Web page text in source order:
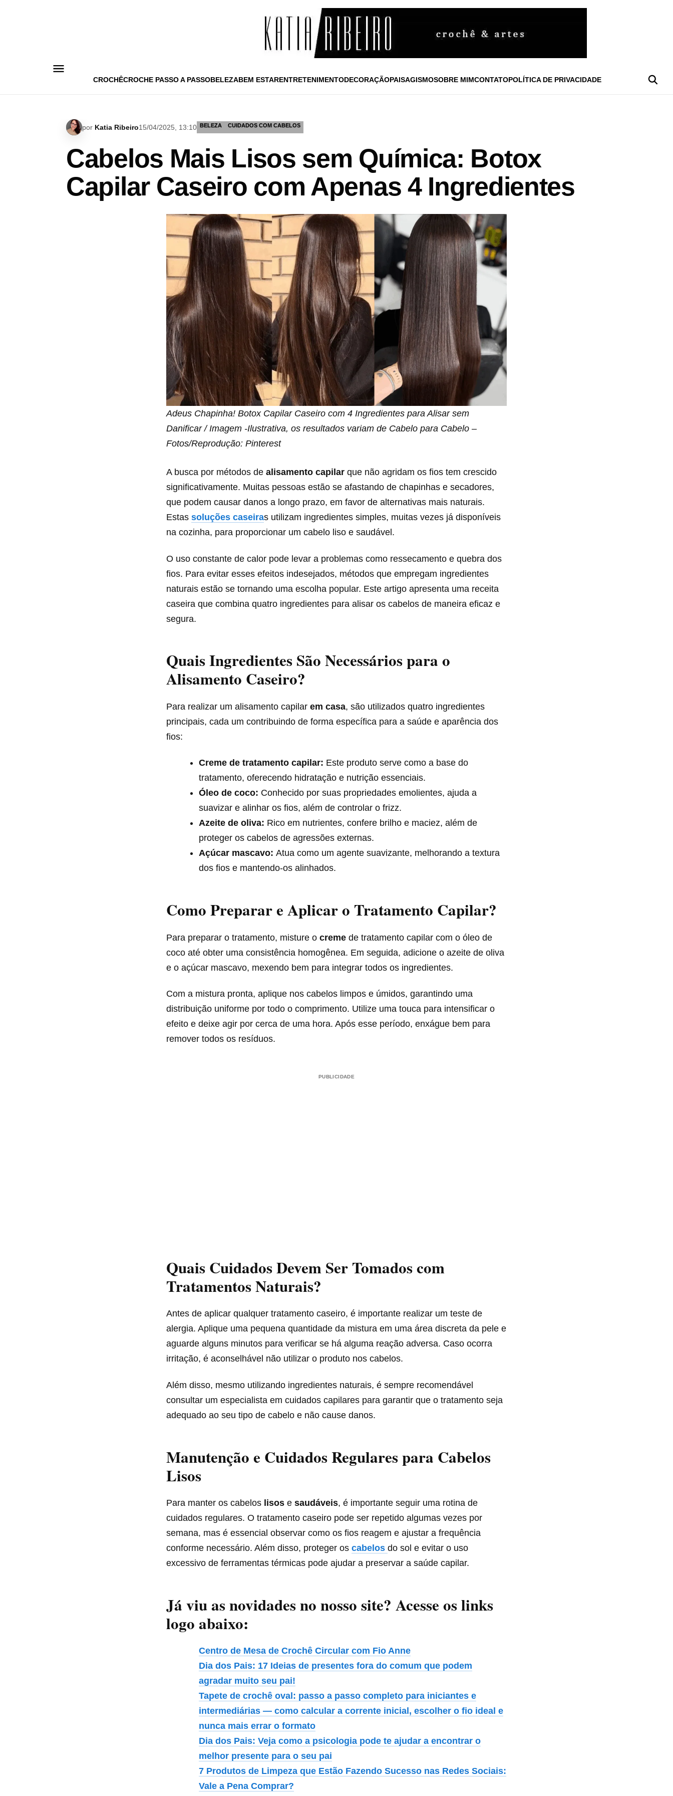
CROCHÊCROCHE PASSO A PASSOBELEZABEM ESTARENTRETENIMENTODECORAÇÃOPAISAGISMOSOBRE MIMCONTATOPOLÍTICA DE PRIVACIDADE
por Katia Ribeiro15/04/2025, 13:10 BELEZA CUIDADOS COM CABELOS
Cabelos Mais Lisos sem Química: Botox
Capilar Caseiro com Apenas 4 Ingredientes
Adeus Chapinha! Botox Capilar Caseiro com 4 Ingredientes para Alisar sem
Danificar / Imagem -Ilustrativa, os resultados variam de Cabelo para Cabelo –
Fotos/Reprodução: Pinterest
A busca por métodos de alisamento capilar que não agridam os fios tem crescido
significativamente. Muitas pessoas estão se afastando de chapinhas e secadores,
que podem causar danos a longo prazo, em favor de alternativas mais naturais.
Estas soluções caseiras utilizam ingredientes simples, muitas vezes já disponíveis
na cozinha, para proporcionar um cabelo liso e saudável.
O uso constante de calor pode levar a problemas como ressecamento e quebra dos
fios. Para evitar esses efeitos indesejados, métodos que empregam ingredientes
naturais estão se tornando uma escolha popular. Este artigo apresenta uma receita
caseira que combina quatro ingredientes para alisar os cabelos de maneira eficaz e
segura.
Quais Ingredientes São Necessários para o
Alisamento Caseiro?
Para realizar um alisamento capilar em casa, são utilizados quatro ingredientes
principais, cada um contribuindo de forma específica para a saúde e aparência dos
fios:
Creme de tratamento capilar: Este produto serve como a base do
tratamento, oferecendo hidratação e nutrição essenciais.
Óleo de coco: Conhecido por suas propriedades emolientes, ajuda a
suavizar e alinhar os fios, além de controlar o frizz.
Azeite de oliva: Rico em nutrientes, confere brilho e maciez, além de
proteger os cabelos de agressões externas.
Açúcar mascavo: Atua como um agente suavizante, melhorando a textura
dos fios e mantendo-os alinhados.
Como Preparar e Aplicar o Tratamento Capilar?
Para preparar o tratamento, misture o creme de tratamento capilar com o óleo de
coco até obter uma consistência homogênea. Em seguida, adicione o azeite de oliva
e o açúcar mascavo, mexendo bem para integrar todos os ingredientes.
Com a mistura pronta, aplique nos cabelos limpos e úmidos, garantindo uma
distribuição uniforme por todo o comprimento. Utilize uma touca para intensificar o
efeito e deixe agir por cerca de uma hora. Após esse período, enxágue bem para
remover todos os resíduos.
PUBLICIDADE
Quais Cuidados Devem Ser Tomados com
Tratamentos Naturais?
Antes de aplicar qualquer tratamento caseiro, é importante realizar um teste de
alergia. Aplique uma pequena quantidade da mistura em uma área discreta da pele e
aguarde alguns minutos para verificar se há alguma reação adversa. Caso ocorra
irritação, é aconselhável não utilizar o produto nos cabelos.
Além disso, mesmo utilizando ingredientes naturais, é sempre recomendável
consultar um especialista em cuidados capilares para garantir que o tratamento seja
adequado ao seu tipo de cabelo e não cause danos.
Manutenção e Cuidados Regulares para Cabelos
Lisos
Para manter os cabelos lisos e saudáveis, é importante seguir uma rotina de
cuidados regulares. O tratamento caseiro pode ser repetido algumas vezes por
semana, mas é essencial observar como os fios reagem e ajustar a frequência
conforme necessário. Além disso, proteger os cabelos do sol e evitar o uso
excessivo de ferramentas térmicas pode ajudar a preservar a saúde capilar.
Já viu as novidades no nosso site? Acesse os links
logo abaixo:
Centro de Mesa de Crochê Circular com Fio Anne
Dia dos Pais: 17 Ideias de presentes fora do comum que podem
agradar muito seu pai!
Tapete de crochê oval: passo a passo completo para iniciantes e
intermediárias — como calcular a corrente inicial, escolher o fio ideal e
nunca mais errar o formato
Dia dos Pais: Veja como a psicologia pode te ajudar a encontrar o
melhor presente para o seu pai
7 Produtos de Limpeza que Estão Fazendo Sucesso nas Redes Sociais:
Vale a Pena Comprar?